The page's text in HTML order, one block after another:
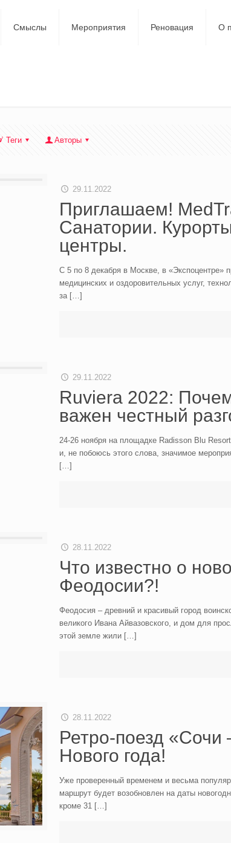
Смыслы Мероприятия Реновация О
Теги Авторы
29.11.2022
Приглашаем!
Санатории.
центры.
С 5 по 8 декабря в Москве, в «Экспоцентре»
медицинских и оздоровительных услуг,
за[…]
29.11.2022
Ruviera 2022:
важен честный
24-26 ноября на площадке Radisson Blu
и, не побоюсь этого слова, значимое
[…]
28.11.2022
Что известно о
Феодосии?!
Феодосия – древний и красивый город
великого Ивана Айвазовского, и дом для
этой земле жили[…]
28.11.2022
Ретро-поезд «Сочи
Нового года!
Уже проверенный временем и весьма
маршрут будет возобновлен на даты
кроме 31[…]